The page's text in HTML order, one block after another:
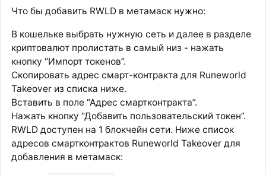
Что бы добавить RWLD в метамаск нужно:
В кошельке выбрать нужную сеть и далее в разделе
криптовалют пролистать в самый низ - нажать
кнопку “Импорт токенов”.
Скопировать адрес смарт-контракта для Runeworld
Takeover из списка ниже.
Вставить в поле “Адрес смартконтракта”.
Нажать кнопку “Добавить пользовательский токен”.
RWLD доступен на 1 блокчейн сети. Ниже список
адресов смартконтрактов Runeworld Takeover для
добавления в метамаск: